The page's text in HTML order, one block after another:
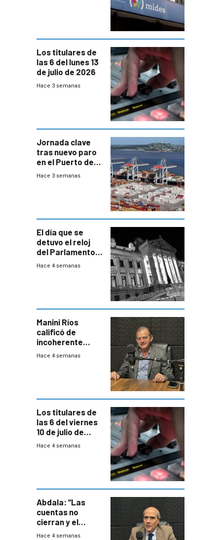
Los titulares de
las 6 del lunes 13
de julio de 2026
Hace 3 semanas
Jornada clave
tras nuevo paro
en el Puerto de
Montevideo
Hace 3 semanas
El día que se
detuvo el reloj
del Parlamento
para negociar
Hace 4 semanas
Manini Ríos
calificó de
incoherente
decisión de
Hace 4 semanas
Los titulares de
las 6 del viernes
10 de julio de
2026
Hace 4 semanas
Abdala: “Las
cuentas no
cierran y el
balance del
Hace 4 semanas